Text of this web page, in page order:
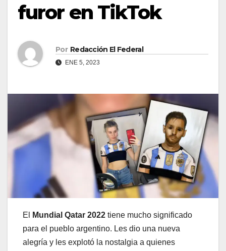
furor en TikTok
Por Redacción El Federal
ENE 5, 2023
El Mundial Qatar 2022 tiene mucho significado
para el pueblo argentino. Les dio una nueva
alegría y les explotó la nostalgia a quienes